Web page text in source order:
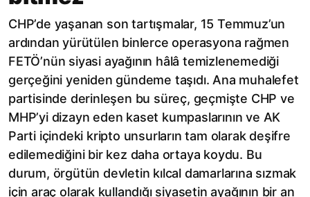
CHP’de yaşanan son tartışmalar, 15 Temmuz’un
ardından yürütülen binlerce operasyona rağmen
FETÖ’nün siyasi ayağının hâlâ temizlenemediği
gerçeğini yeniden gündeme taşıdı. Ana muhalefet
partisinde derinleşen bu süreç, geçmişte CHP ve
MHP’yi dizayn eden kaset kumpaslarının ve AK
Parti içindeki kripto unsurların tam olarak deşifre
edilemediğini bir kez daha ortaya koydu. Bu
durum, örgütün devletin kılcal damarlarına sızmak
için araç olarak kullandığı siyasetin ayağının bir an